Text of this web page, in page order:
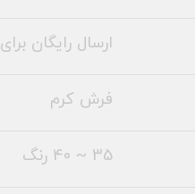
ارسال رایگان برای
فرش کرم
35 ~ 40 رنگ